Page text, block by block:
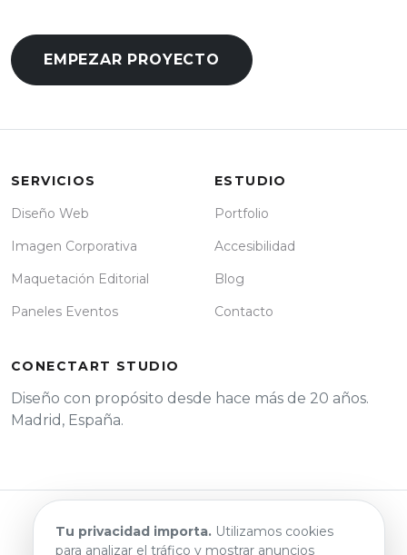
EMPEZAR PROYECTO
SERVICIOS
Diseño Web
Imagen Corporativa
Maquetación Editorial
Paneles Eventos
ESTUDIO
Portfolio
Accesibilidad
Blog
Contacto
CONECTART STUDIO
Diseño con propósito desde hace más de 20 años.
Madrid, España.
© 2026 ConectArt.
Aviso Legal Privacidad y Cookies Declaración de
Tu privacidad importa. Utilizamos cookies
para analizar el tráfico y mostrar anuncios